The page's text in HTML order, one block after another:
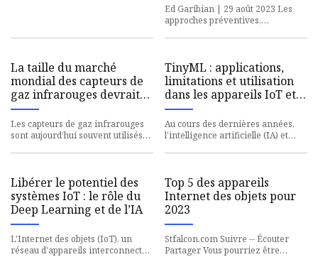
Ed Garibian | 29 août 2023 Les
approches préventives,
La taille du marché
mondial des capteurs de
gaz infrarouges devrait
atteindre 382,8 millions
de dollars d’ici 2030, avec
une croissance du marché
prévision.
Les capteurs de gaz infrarouges
sont aujourd’hui souvent utilisés
TinyML : applications,
limitations et utilisation
dans les appareils IoT et
Edge
Au cours des dernières années,
l'intelligence artificielle (IA) et
Libérer le potentiel des
systèmes IoT : le rôle du
Deep Learning et de l’IA
L'Internet des objets (IoT), un
réseau d'appareils interconnectés
Top 5 des appareils
Internet des objets pour
2023
Stfalcon.com Suivre -- Écouter
Partager Vous pourriez être